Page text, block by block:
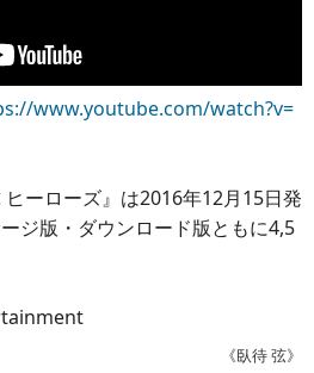
www.youtube.com/watch?v=
ヒーローズ』は2016年12月15日発
ジ版・ダウンロード版ともに4,5
《臥待 弦》